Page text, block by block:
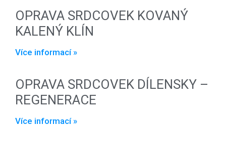
OPRAVA SRDCOVEK KOVANÝ
KALENÝ KLÍN
Více informací »
OPRAVA SRDCOVEK DÍLENSKY –
REGENERACE
Více informací »